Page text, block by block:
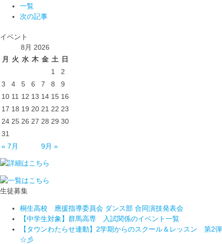
一覧
次の記事
イベント
8月 2026
月 火 水 木 金 土 日
1
2
3
4 5 6 7 8
9
10 11 12 13 14 15 16
17 18 19 20 21 22 23
24 25 26 27 28 29 30
31
« 7月
9月 »
生徒募集
桐生高校 應援指導委員会 ダンス部 合同演技発表会
【中学生対象】群馬高専 入試関係のイベント一覧
【タウンわたらせ連動】2学期からのスクール＆レッスン 第2弾
☆彡